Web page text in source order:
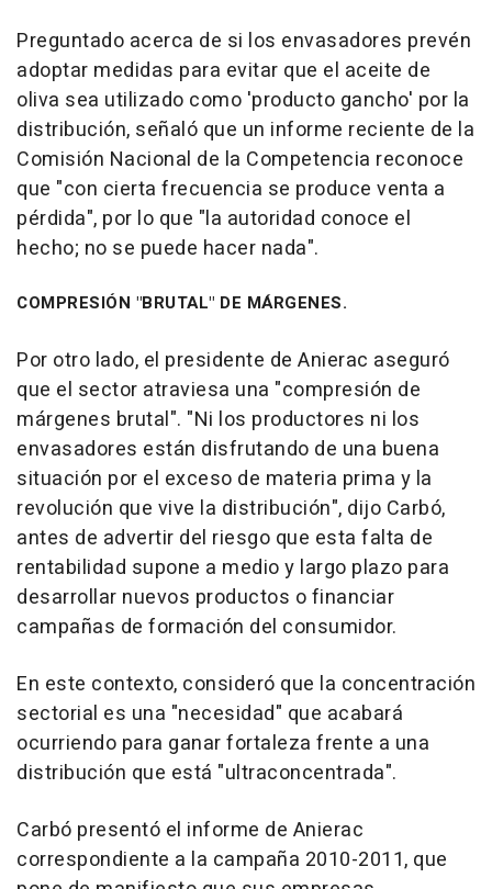
Preguntado acerca de si los envasadores prevén
adoptar medidas para evitar que el aceite de
oliva sea utilizado como 'producto gancho' por la
distribución, señaló que un informe reciente de la
Comisión Nacional de la Competencia reconoce
que "con cierta frecuencia se produce venta a
pérdida", por lo que "la autoridad conoce el
hecho; no se puede hacer nada".
COMPRESIÓN "BRUTAL" DE MÁRGENES.
Por otro lado, el presidente de Anierac aseguró
que el sector atraviesa una "compresión de
márgenes brutal". "Ni los productores ni los
envasadores están disfrutando de una buena
situación por el exceso de materia prima y la
revolución que vive la distribución", dijo Carbó,
antes de advertir del riesgo que esta falta de
rentabilidad supone a medio y largo plazo para
desarrollar nuevos productos o financiar
campañas de formación del consumidor.
En este contexto, consideró que la concentración
sectorial es una "necesidad" que acabará
ocurriendo para ganar fortaleza frente a una
distribución que está "ultraconcentrada".
Carbó presentó el informe de Anierac
correspondiente a la campaña 2010-2011, que